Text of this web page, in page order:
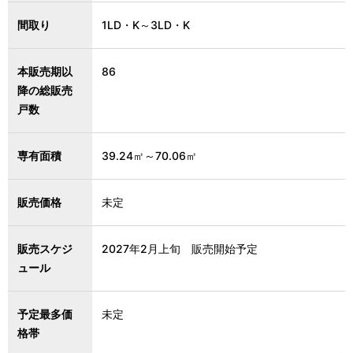
間取り 1LD・K～3LD・K
本販売期以
降の総販売
戸数
86
専有面積 39.24㎡～70.06㎡
販売価格 未定
販売スケジ
ュール
2027年2月上旬 販売開始予定
予定最多価
格帯
未定